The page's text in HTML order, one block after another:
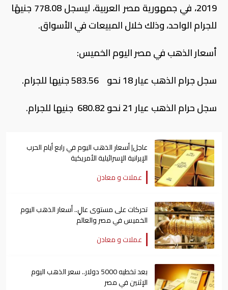
2019، في جمهورية مصر العربية، ليسجل 778.08 جنيهًا
للجرام الواحد، وذلك خلال المبيعات في الأسواق.
أسعار الذهب في مصر اليوم الخميس:
سجل جرام الذهب عيار 18 نحو 583.56 جنيها للجرام.
سجل حرام الذهب عيار 21 نحو 680.82 جنيها للجرام.
عاجل| أسعار الذهب اليوم في رابع أيام الحرب
الإيرانية الإسرائيلية الأمريكية
عملات و معادن
تحركات على مستوى عالٍ.. أسعار الذهب اليوم
الخميس في مصر والعالم
عملات و معادن
بعد تخطيه 5000 دولار.. سعر الذهب اليوم
الإثنين في مصر